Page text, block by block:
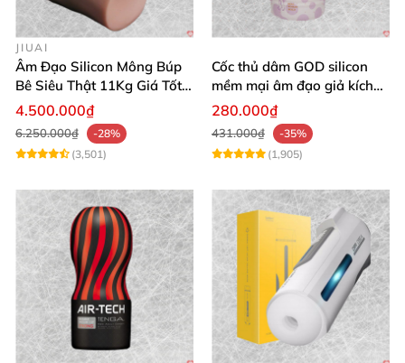
JIUAI
Âm Đạo Silicon Mông Búp
Bê Siêu Thật 11Kg Giá Tốt
Hàng Nhật
4.500.000₫
6.250.000₫
-28%
(3,501)
Cốc thủ dâm GOD silicon
mềm mại âm đạo giả kích
thích mạnh mẽ
280.000₫
431.000₫
-35%
(1,905)